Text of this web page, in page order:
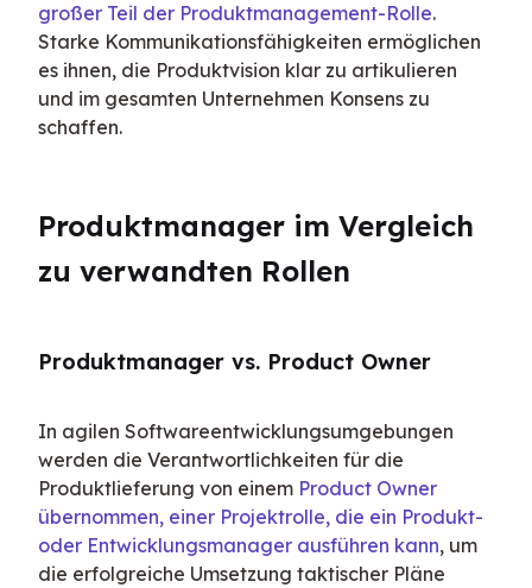
großer Teil der Produktmanagement-Rolle.
Starke Kommunikationsfähigkeiten ermöglichen
es ihnen, die Produktvision klar zu artikulieren
und im gesamten Unternehmen Konsens zu
schaffen.
Produktmanager im Vergleich
zu verwandten Rollen
Produktmanager vs. Product Owner
In agilen Softwareentwicklungsumgebungen
werden die Verantwortlichkeiten für die
Produktlieferung von einem Product Owner
übernommen, einer Projektrolle, die ein Produkt-
oder Entwicklungsmanager ausführen kann, um
die erfolgreiche Umsetzung taktischer Pläne